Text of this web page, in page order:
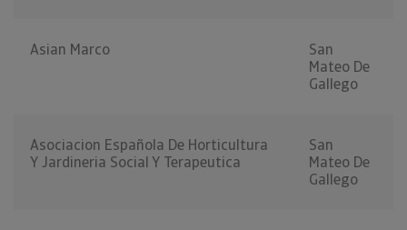
Asian Marco
San
Mateo De
Gallego
Asociacion Española De Horticultura
Y Jardineria Social Y Terapeutica
San
Mateo De
Gallego